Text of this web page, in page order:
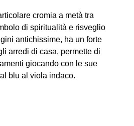
cromia a metà tra
di spiritualità e risveglio
antichissime, ha un forte
arredi di casa, permette di
giocando con le sue
blu al viola indaco.